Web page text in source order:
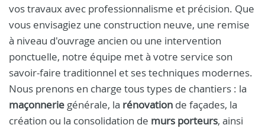
vos travaux avec professionnalisme et précision. Que
vous envisagiez une construction neuve, une remise
à niveau d'ouvrage ancien ou une intervention
ponctuelle, notre équipe met à votre service son
savoir-faire traditionnel et ses techniques modernes.
Nous prenons en charge tous types de chantiers : la
maçonnerie générale, la rénovation de façades, la
création ou la consolidation de murs porteurs, ainsi